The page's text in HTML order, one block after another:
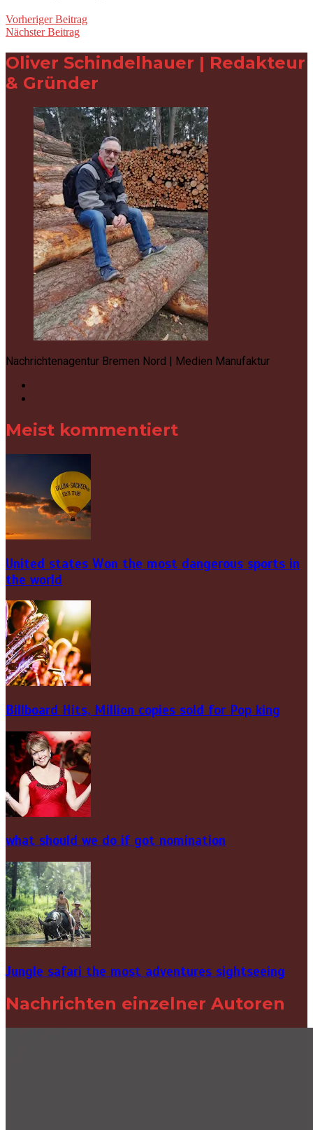
Vorheriger Beitrag
Nächster Beitrag
Oliver Schindelhauer | Redakteur
& Gründer
Nachrichtenagentur Bremen Nord | Medien Manufaktur
Meist kommentiert
United states Won the most dangerous sports in
the world
Billboard Hits, Million copies sold for Pop king
what should we do if got nomination
Jungle safari the most adventures sightseeing
Nachrichten einzelner Autoren